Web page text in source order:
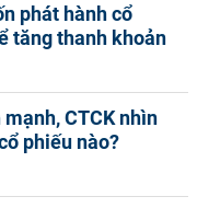
phát hành cổ
tăng thanh khoản
CTCK nhìn
phiếu nào?